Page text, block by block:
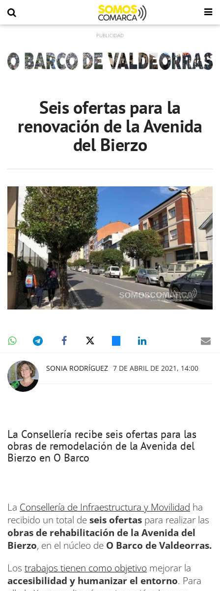
Seis ofertas para la
renovación de la Avenida
del Bierzo
SONIA RODRÍGUEZ 7 DE ABRIL DE 2021, 14:00
La Consellería recibe seis ofertas para las
obras de remodelación de la Avenida del
Bierzo en O Barco
La Consellería de Infraestructura y Movilidad ha
recibido un total deseis ofertas para realizar las
obras de rehabilitación de la Avenida del
Bierzo, en el núcleo de O Barco de Valdeorras.
Los trabajos tienen como objetivo mejorar la
accesibilidad y humanizar el entorno. Para